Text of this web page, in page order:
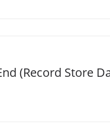
(Record Store